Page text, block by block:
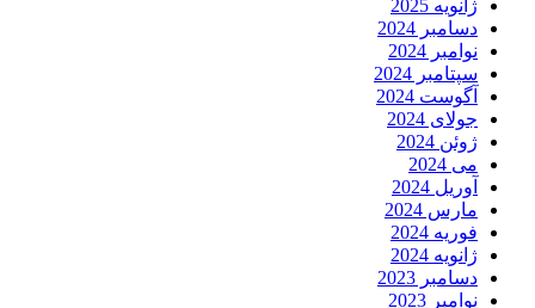
ژانویه 2025
دسامبر 2024
نوامبر 2024
سپتامبر 2024
آگوست 2024
جولای 2024
ژوئن 2024
می 2024
آوریل 2024
مارس 2024
فوریه 2024
ژانویه 2024
دسامبر 2023
نوامبر 2023